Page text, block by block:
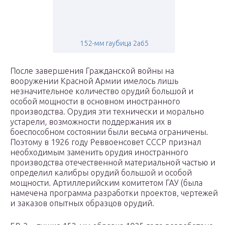
152-мм гаубица 2а65
После завершения Гражданской войны на
вооружении Красной Армии имелось лишь
незначительное количество орудий большой и
особой мощности в основном иностранного
производства. Орудия эти технически и морально
устарели, возможности поддержания их в
боеспособном состоянии были весьма ограничены.
Поэтому в 1926 году Реввоенсовет СССР признал
необходимым заменить орудия иностранного
производства отечественной материальной частью и
определил калибры орудий большой и особой
мощности. Артиллерийским комитетом ГАУ (была
намечена программа разработки проектов, чертежей
и заказов опытных образцов орудий.